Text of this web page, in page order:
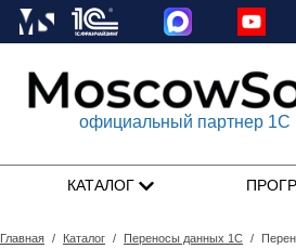
официальный партнер 1С
КАТАЛОГ
Главная / Каталог / Переносы данных 1С /